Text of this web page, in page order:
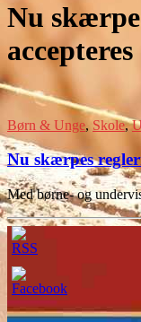
Nu
accepteres
Børn & Unge, Skole,
Nu skærpes
Med børne- og